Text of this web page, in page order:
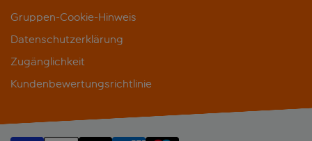
Gruppen-Cookie-Hinweis
Datenschutzerklärung
Zugänglichkeit
Kundenbewertungsrichtlinie